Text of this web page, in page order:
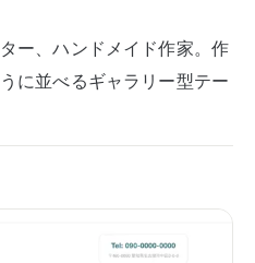
ー、ハンドメイド作家。作
に並べるギャラリー型テー